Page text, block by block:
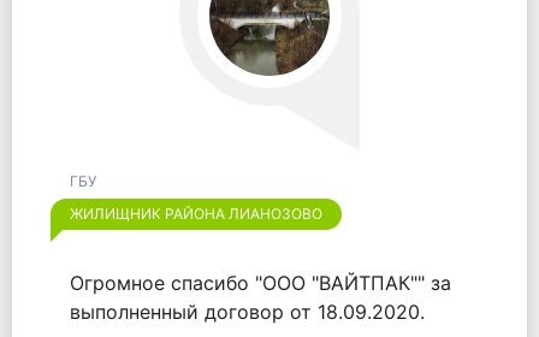
ГБУ
ЖИЛИЩНИК РАЙОНА ЛИАНОЗОВО
Огромное спасибо "ООО "ВАЙТПАК"" за
выполненный договор от 18.09.2020.